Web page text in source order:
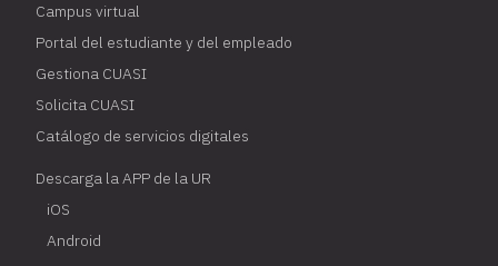
Campus virtual
Portal del estudiante y del empleado
Gestiona CUASI
Solicita CUASI
Catálogo de servicios digitales
Descarga la APP de la UR
iOS
Android